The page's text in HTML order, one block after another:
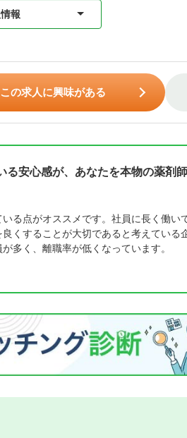
報
この求人に興味がある
る安心感が、あなたを本物の薬剤
る点がオススメです。社員に長く働い
くすることが大切であると考えている
多く、離職率が低くなっています。